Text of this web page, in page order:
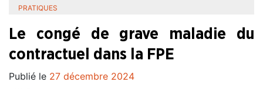
PRATIQUES
Le congé de grave maladie du
contractuel dans la FPE
Publié le 27 décembre 2024